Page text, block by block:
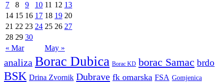
« Mar May »
7
8 9 10 11 12 13
14 15 16 17 18 19 20
21 22 23 24 25 26 27
28 29 30
analiza Borac Dubica Borac KD borac Samac brdo
BSK Drina Zvornik Dubrave fk omarska FSA Gomjenica